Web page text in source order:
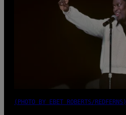
(PHOTO BY EBET ROBERTS/REDFERNS)